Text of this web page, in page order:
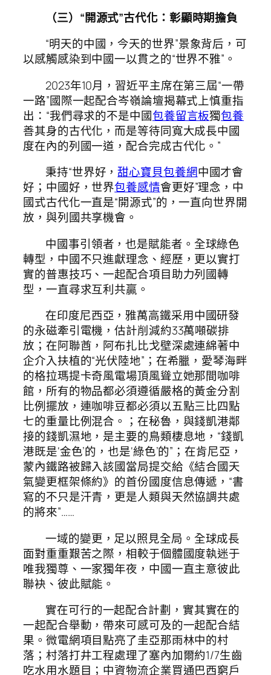
（三）“開源式”古代化：彰顯時期擔負
“明天的中國，今天的世界”景象背后，可
以感觸感染到中國一以貫之的“世界不雅”。
2023年10月，習近平主席在第三屆“一帶
一路”國際一起配合岑嶺論壇揭幕式上慎重指
出：“我們尋求的不是中國包養留言板獨包養
善其身的古代化，而是等待同寬大成長中國
度在內的列國一道，配合完成古代化。”
秉持“世界好，甜心寶貝包養網中國才會
好；中國好，世界包養感情會更好”理念，中
國式古代化一直是“開源式”的，一直向世界開
放，與列國共享機會。
中國事引領者，也是賦能者。全球綠色
轉型，中國不只進獻理念、經歷，更以實打
實的普惠技巧、一起配合項目助力列國轉
型，一直尋求互利共贏。
在印度尼西亞，雅萬高鐵采用中國研發
的永磁牽引電機，估計削減約33萬噸碳排
放；在阿聯酋，阿布扎比戈壁深處連綿著中
企介入扶植的“光伏陸地”；在希臘，愛琴海畔
的格拉瑪提卡奇風電場頂風聳立她那間咖啡
館，所有的物品都必須遵循嚴格的黃金分割
比例擺放，連咖啡豆都必須以五點三比四點
七的重量比例混合。；在秘魯，與錢凱港鄰
接的錢凱濕地，是主要的鳥類棲息地，“錢凱
港既是‘金色’的，也是‘綠色’的”；在肯尼亞，
蒙內鐵路被歸入該國當局提交給《結合國天
氣變更框架條約》的首份國度信息傳遞，“書
寫的不只是汗青，更是人類與天然協調共處
的將來”……
一域的變更，足以照見全局。全球成長
面對重重艱苦之際，相較于個體國度執迷于
唯我獨尊、一家獨年夜，中國一直主意彼此
聯袂、彼此賦能。
實在可行的一起配合計劃，實其實在的
一起配合舉動，帶來可感可及的一起配合結
果。微電網項目點亮了圭亞那雨林中的村
落；村落打井工程處理了塞內加爾約1/7生齒
吃水用水題目；中資物流企業買通巴西窮戶